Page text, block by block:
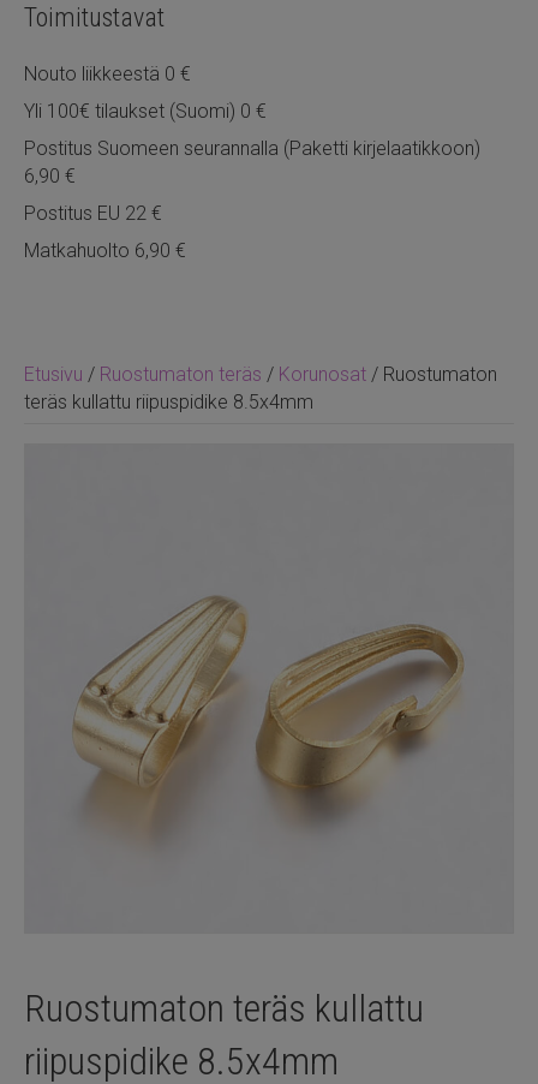
Etusivu / Ruostumaton teräs / Korunosat / Ruostumaton
teräs kullattu riipuspidike 8.5x4mm
Ruostumaton teräs kullattu
riipuspidike 8.5x4mm
Toimitustavat
Nouto liikkeestä 0 €
Yli 100€ tilaukset (Suomi) 0 €
Postitus Suomeen seurannalla (Paketti kirjelaatikkoon)
6,90 €
Postitus EU 22 €
Matkahuolto 6,90 €